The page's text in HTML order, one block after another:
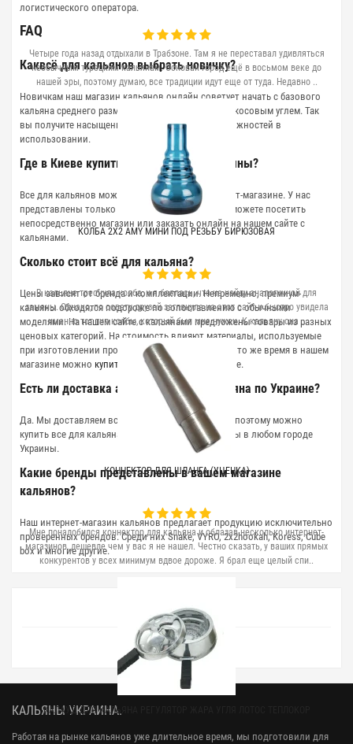
Четыре года назад отдыхали в Трабзоне. Там я не переставал удивляться
необычным турецким кальянам. Основан город ещё в восьмом веке до
нашей эры, поэтому думаю, все традиции идут еще от туда. Недавно ..
КОЛБА 2X2 AMY МИНИ ПОД РЕЗЬБУ БИРЮЗОВАЯ
В кальяне треснула колба, и я боялась, что не найду аналогичной для
замены. Однако, по совету друзей заглянула на этот сайт и быстро увидела
именно тот тип колбы, который был мне нужен. К кальяну она ..
КОННЕКТОР ДЛЯ ШЛАНГА (УЦЕНКА)
Мне понадобился коннектор для кальяна и облазав несколько интернет-
магазинов, дешевле чем у вас я не нашел. Честно сказать, у ваших прямых
конкурентов у всех минимум вдвое дороже. Я брал еще целый спи..
КАЛАУД ДЛЯ КАЛЬЯНА РЕГУЛЯТОР ЖАРА УГЛЯ ЛОТОС ТЕПЛОКОР
логистического оператора.
FAQ
Каквсё для кальянов выбрать новичку?
Новичкам наш магазин кальянов онлайн советует начать с базового
кальяна среднего размера с глиняной чашей и кокосовым углем. Так
вы получите насыщенный вкус без излишних сложностей в
использовании.
Где в Киеве купить качественные кальяны?
Все для кальянов можно купить в нашем интернет-магазине. У нас
представлены только проверенные бренды. Вы можете посетить
непосредственно магазин или заказать онлайн на нашем сайте с
кальянами.
Сколько стоит всё для кальяна?
Цены зависят от бренда и комплектации. Непременно, премиум-
кальяны обходятся подороже по сопоставлению с обычными
моделями. На нашем сайте с кальянами предложены товары из разных
ценовых категорий. На стоимость влияют материалы, используемые
при изготовлении продукции и другие нюансы. В то же время в нашем
магазине можно купить кальян по доступной цене.
Есть ли доставка аксессуаров для кальяна по Украине?
Да. Мы доставляем все товары «Новой почтой», поэтому можно
купить все для кальяна в Киеве и получить заказы в любом городе
Украины.
Какие бренды представлены в вашем магазине
кальянов?
Наш интернет-магазин кальянов предлагает продукцию исключительно
проверенных брендов. Среди них Snake, VYRO, 2x2hookah, Koress, Cube
box и многие другие.
БЛОГ
КАЛЬЯНЫ УКРАИНА.
Работая на рынке кальянов уже длительное время, мы подготовили для